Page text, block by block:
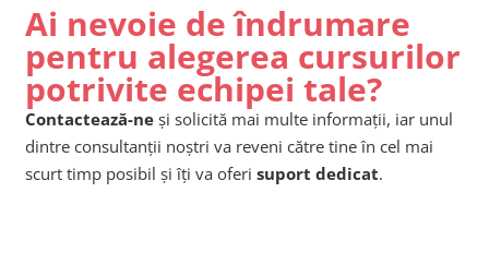
Ai nevoie de îndrumare
pentru alegerea cursurilor
potrivite echipei tale?
Contactează-ne și solicită mai multe informații, iar unul
dintre consultanții noștri va reveni către tine în cel mai
scurt timp posibil și îți va oferi suport dedicat.